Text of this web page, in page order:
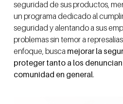
seguridad de sus productos,
un programa dedicado al
seguridad y alentando a sus
problemas sin temor a
enfoque, busca mejorar la
proteger tanto a los
comunidad en general.